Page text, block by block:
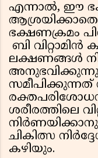
എന്നാൽ, ഈ
ഭക്ഷണക്രമം
ബി
ലക്ഷണങ്ങൾ
സമീപിക്കുന്നത്
ശരീരത്തിലെ
ചികിത്സ
കഴിയും.